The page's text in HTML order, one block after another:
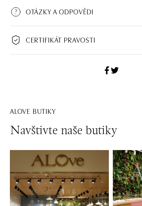
OTÁZKY A ODPOVĚDI
CERTIFIKÁT PRAVOSTI
ALOVE BUTIKY
Navštivte naše butiky